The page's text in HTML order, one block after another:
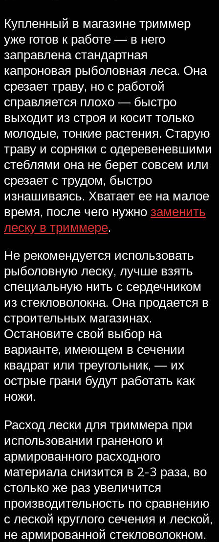
Купленный в магазине триммер
уже готов к работе — в него
заправлена стандартная
капроновая рыболовная леса. Она
срезает траву, но с работой
справляется плохо — быстро
выходит из строя и косит только
молодые, тонкие растения. Старую
траву и сорняки с одеревеневшими
стеблями она не берет совсем или
срезает с трудом, быстро
изнашиваясь. Хватает ее на малое
время, после чего нужно заменить
леску в триммере.
Не рекомендуется использовать
рыболовную леску, лучше взять
специальную нить с сердечником
из стекловолокна. Она продается в
строительных магазинах.
Остановите свой выбор на
варианте, имеющем в сечении
квадрат или треугольник, — их
острые грани будут работать как
ножи.
Расход лески для триммера при
использовании граненого и
армированного расходного
материала снизится в 2-3 раза, во
столько же раз увеличится
производительность по сравнению
с леской круглого сечения и леской,
не армированной стекловолокном.